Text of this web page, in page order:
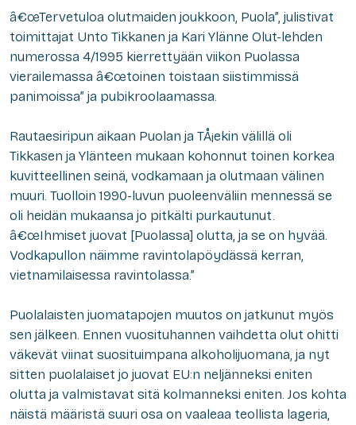
â€œTervetuloa olutmaiden joukkoon, Puola”, julistivat
toimittajat Unto Tikkanen ja Kari Ylänne Olut-lehden
numerossa 4/1995 kierrettyään viikon Puolassa
vierailemassa â€œtoinen toistaan siistimmissä
panimoissa” ja pubikroolaamassa.
Rautaesiripun aikaan Puolan ja TÅ¡ekin välillä oli
Tikkasen ja Ylänteen mukaan kohonnut toinen korkea
kuvitteellinen seinä, vodkamaan ja olutmaan välinen
muuri. Tuolloin 1990-luvun puoleenväliin mennessä se
oli heidän mukaansa jo pitkälti purkautunut.
â€œIhmiset juovat [Puolassa] olutta, ja se on hyvää.
Vodkapullon näimme ravintolapöydässä kerran,
vietnamilaisessa ravintolassa.”
Puolalaisten juomatapojen muutos on jatkunut myös
sen jälkeen. Ennen vuosituhannen vaihdetta olut ohitti
väkevät viinat suosituimpana alkoholijuomana, ja nyt
sitten puolalaiset jo juovat EU:n neljänneksi eniten
olutta ja valmistavat sitä kolmanneksi eniten. Jos kohta
näistä määristä suuri osa on vaaleaa teollista lageria,